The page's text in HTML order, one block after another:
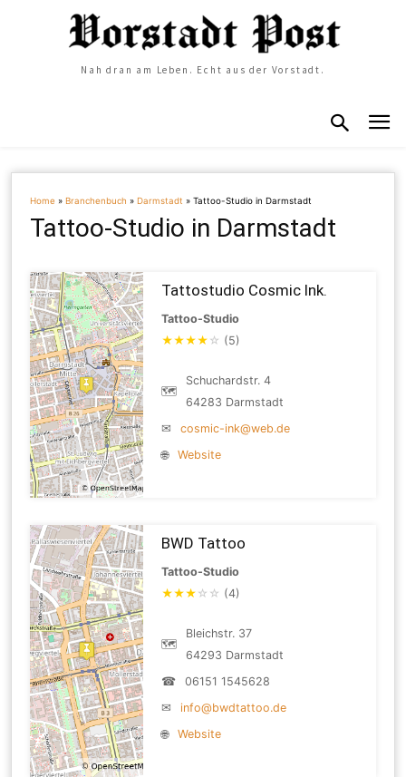
Nah dran am Leben. Echt aus der Vorstadt.
Home »Branchenbuch »Darmstadt »Tattoo-Studio in Darmstadt
Tattoo-Studio in Darmstadt
Tattostudio Cosmic Ink.
Tattoo-Studio
★★★★ ☆ (5)
🗺
Schuchardstr. 4
64283 Darmstadt
✉
cosmic-ink@web.de
🌐
Website
BWD Tattoo
Tattoo-Studio
★★★ ☆ ☆ (4)
🗺
Bleichstr. 37
64293 Darmstadt
☎
06151 1545628
✉
info@bwdtattoo.de
🌐
Website